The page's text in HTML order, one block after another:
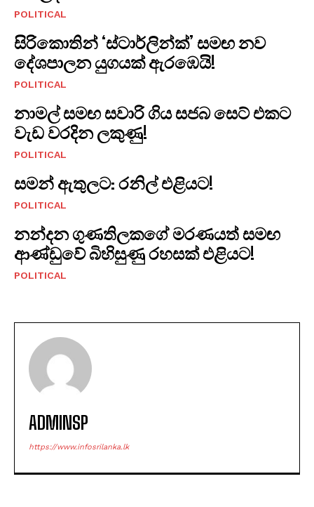
POLITICAL
සිරිකොතින් ‘ස්ටාර්ලින්ක්’ සමඟ නව
දේශපාලන යුගයක් ඇරඹෙයි!
POLITICAL
නාමල් සමඟ සවාරි ගිය සජබ සෙට් එකට
වැඩ වරදින ලකුණු!
POLITICAL
සමන් ඇතුලට: රනිල් එළියට!
POLITICAL
නන්දන ගුණතිලකගේ මරණයත් සමඟ
ආණ්ඩුවේ බිහිසුණු රහසක් එළියට!
POLITICAL
ADMINSP
https://www.infosrilanka.lk